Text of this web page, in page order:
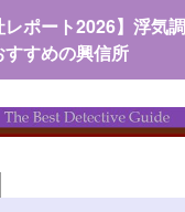
レポート2026】浮気
すすめの興信所